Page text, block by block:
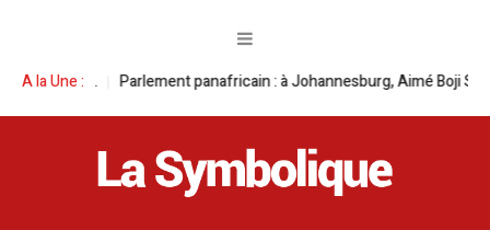
A la Une :
panafricain : à Johannesburg, Aimé Boji Sangara multiplie les